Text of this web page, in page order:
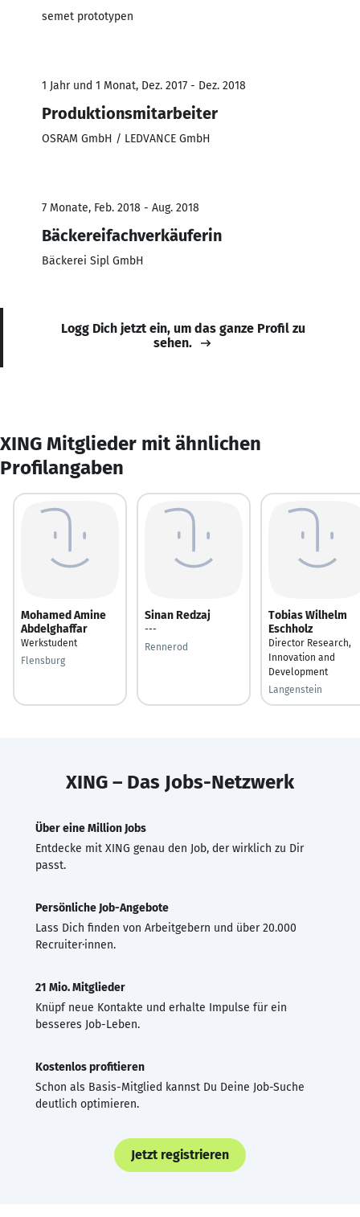
semet prototypen
1 Jahr und 1 Monat, Dez. 2017 - Dez. 2018
Produktionsmitarbeiter
OSRAM GmbH / LEDVANCE GmbH
7 Monate, Feb. 2018 - Aug. 2018
Bäckereifachverkäuferin
Bäckerei Sipl GmbH
Logg Dich jetzt ein, um das ganze Profil zu
sehen.
XING Mitglieder mit ähnlichen
Profilangaben
Mohamed Amine
Abdelghaffar
Werkstudent
Flensburg
Sinan Redzaj
---
Rennerod
Tobias Wilhelm
Eschholz
Director Research,
Innovation and
Development
Langenstein
XING – Das Jobs-Netzwerk
Über eine Million Jobs
Entdecke mit XING genau den Job, der wirklich zu Dir
passt.
Persönliche Job-Angebote
Lass Dich finden von Arbeitgebern und über 20.000
Recruiter·innen.
21 Mio. Mitglieder
Knüpf neue Kontakte und erhalte Impulse für ein
besseres Job-Leben.
Kostenlos profitieren
Schon als Basis-Mitglied kannst Du Deine Job-Suche
deutlich optimieren.
Jetzt registrieren